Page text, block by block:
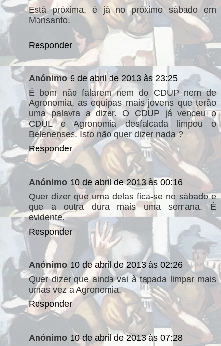
Está próxima, é já no próximo sábado em
Monsanto.
Responder
Anónimo 9 de abril de 2013 às 23:25
É bom não falarem nem do CDUP nem de
Agronomia, as equipas mais jovens que terão
uma palavra a dizer. O CDUP já venceu o
CDUL e Agronomia desfalcada limpou o
Belenenses. Isto não quer dizer nada ?
Responder
Anónimo 10 de abril de 2013 às 00:16
Quer dizer que uma delas fica-se no sábado e
que a outra dura mais uma semana. É
evidente.
Responder
Anónimo 10 de abril de 2013 às 02:26
Quer dizer que ainda vai à tapada limpar mais
umas vez a Agronomia.
Responder
Anónimo 10 de abril de 2013 às 07:28